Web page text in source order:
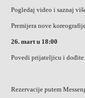
Pogledaj video i saznaj
Premijera nove
26. mart u 18:00
Povedi prijateljicu i
Rezervacije putem